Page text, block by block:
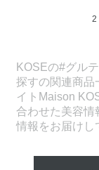
2
KOSEの#グル
探すの関連商品
イトMaison
合わせた美容情
情報をお届けし